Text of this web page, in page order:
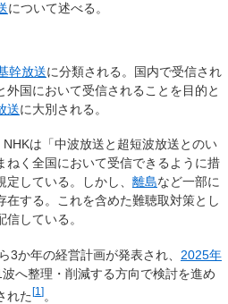
について述べる。
幹放送に分類される。国内で受信され
外国において受信されることを目的と
送に大別される。
は「中波放送と超短波放送とのい
ねく全国において受信できるように措
している。しかし、 離島など一部に
在する。これを含めた難聴取対策とし
信している。
3か年の経営計画が発表され、 2025年
へ整理・削減する方向で検討を進め
れた[1 ]。